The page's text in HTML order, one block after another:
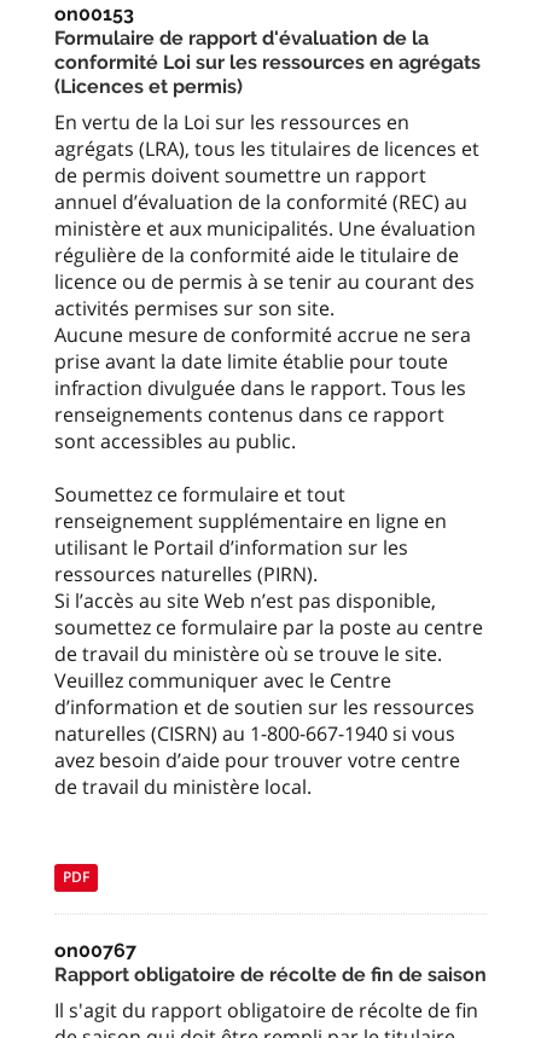
on00153
Formulaire de rapport d'évaluation de la
conformité Loi sur les ressources en agrégats
(Licences et permis)
En vertu de la Loi sur les ressources en
agrégats (LRA), tous les titulaires de licences et
de permis doivent soumettre un rapport
annuel d’évaluation de la conformité (REC) au
ministère et aux municipalités. Une évaluation
régulière de la conformité aide le titulaire de
licence ou de permis à se tenir au courant des
activités permises sur son site.
Aucune mesure de conformité accrue ne sera
prise avant la date limite établie pour toute
infraction divulguée dans le rapport. Tous les
renseignements contenus dans ce rapport
sont accessibles au public.
Soumettez ce formulaire et tout
renseignement supplémentaire en ligne en
utilisant le Portail d’information sur les
ressources naturelles (PIRN).
Si l’accès au site Web n’est pas disponible,
soumettez ce formulaire par la poste au centre
de travail du ministère où se trouve le site.
Veuillez communiquer avec le Centre
d’information et de soutien sur les ressources
naturelles (CISRN) au 1-800-667-1940 si vous
avez besoin d’aide pour trouver votre centre
de travail du ministère local.
PDF
on00767
Rapport obligatoire de récolte de fin de saison
Il s'agit du rapport obligatoire de récolte de fin